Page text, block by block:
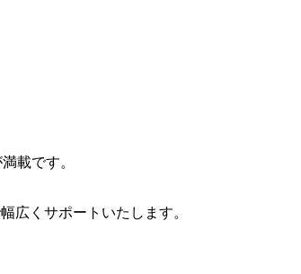
載です。
広くサポートいたします。